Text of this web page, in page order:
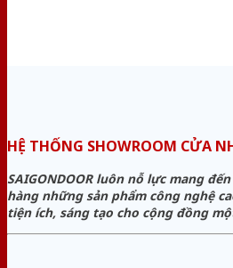
HỆ THỐNG SHOWROOM CỬA
SAIGONDOOR luôn nỗ lực mang
hàng những sản phẩm công nghệ
tiện ích, sáng tạo cho cộng đồng